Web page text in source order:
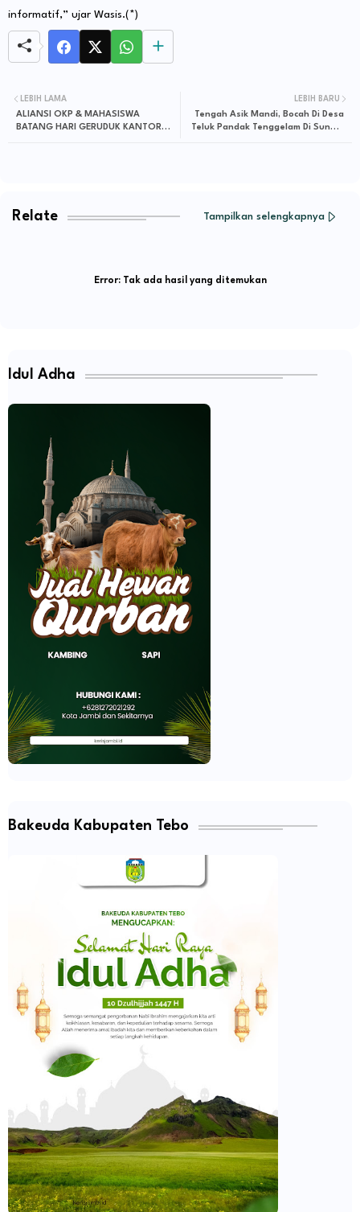
informatif,” ujar Wasis.(*)
LEBIH BARU
Tengah Asik Mandi, Bocah Di Desa
Teluk Pandak Tenggelam Di Sungai
LEBIH LAMA
ALIANSI OKP & MAHASISWA
BATANG HARI GERUDUK KANTOR
Relate Tampilkan selengkapnya
Error:Tak ada hasil yang ditemukan
Idul Adha
Bakeuda Kabupaten Tebo